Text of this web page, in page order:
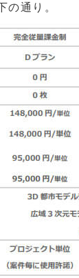
の通り。